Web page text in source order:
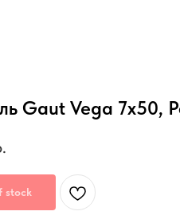
Gaut Vega 7x50,
stock